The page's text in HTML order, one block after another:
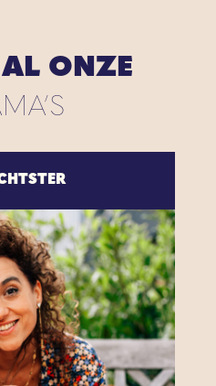
ONZE